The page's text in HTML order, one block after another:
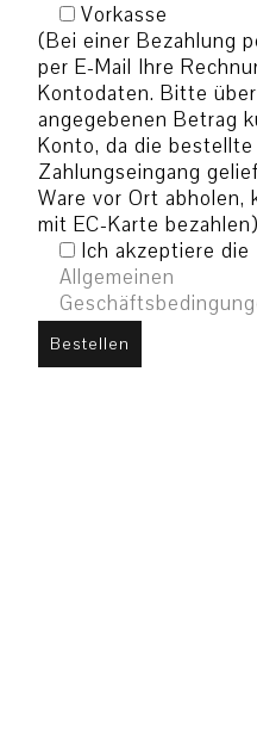
Vorkasse
(Bei einer Bezahlung
per E-Mail Ihre
Kontodaten. Bitte
angegebenen Betrag
Konto, da die
Zahlungseingang
Ware vor Ort abholen,
mit EC-Karte bezahlen)
Ich akzeptiere die
Allgemeinen